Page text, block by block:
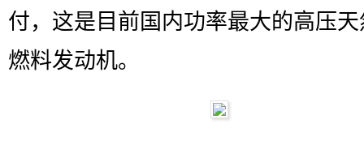
付，这是目前国内功率最大的高压
燃料发动机。